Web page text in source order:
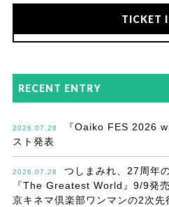
TICKET
RECENT ENTRY
2026.07.28
『Oaiko FES 2026
スト発表
2026.07.28
つしまみれ、27周年
『The Greatest World』9/9発
京キネマ倶楽部ワンマンの2次先